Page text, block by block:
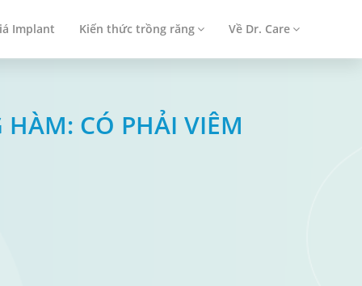
Implant Kiến thức trồng răng Về Dr. Care
CÓ PHẢI VIÊM